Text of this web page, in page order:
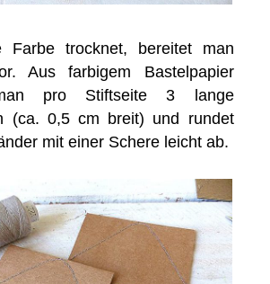
Farbe trocknet, bereitet man
Aus farbigem Bastelpapier
pro Stiftseite 3 lange
(ca. 0,5 cm breit) und rundet
mit einer Schere leicht ab.